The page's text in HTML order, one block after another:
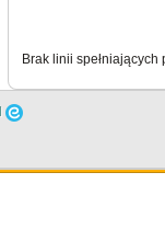
Brak linii spełniających